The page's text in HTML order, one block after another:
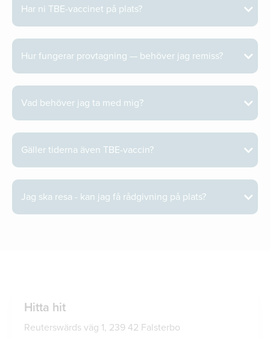
Har ni TBE-vaccinet på plats?
Hur fungerar provtagning — behöver jag remiss?
Vad behöver jag ta med mig?
Gäller tiderna även TBE-vaccin?
Jag ska resa - kan jag få rådgivning på plats?
Hitta hit
Reuterswärds väg 1, 239 42 Falsterbo